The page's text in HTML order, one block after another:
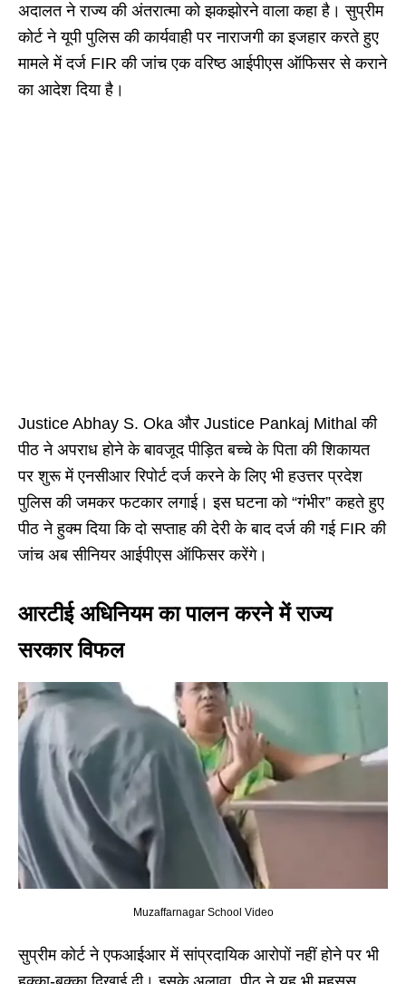
अदालत ने राज्य की अंतरात्मा को झकझोरने वाला कहा है। सुप्रीम
कोर्ट ने यूपी पुलिस की कार्यवाही पर नाराजगी का इजहार करते हुए
मामले में दर्ज FIR की जांच एक वरिष्ठ आईपीएस ऑफिसर से कराने
का आदेश दिया है।
Justice Abhay S. Oka और Justice Pankaj Mithal की
पीठ ने अपराध होने के बावजूद पीड़ित बच्चे के पिता की शिकायत
पर शुरू में एनसीआर रिपोर्ट दर्ज करने के लिए भी हउत्तर प्रदेश
पुलिस की जमकर फटकार लगाई। इस घटना को “गंभीर” कहते हुए
पीठ ने हुक्म दिया कि दो सप्ताह की देरी के बाद दर्ज की गई FIR की
जांच अब सीनियर आईपीएस ऑफिसर करेंगे।
आरटीई अधिनियम का पालन करने में राज्य
सरकार विफल
Muzaffarnagar School Video
सुप्रीम कोर्ट ने एफआईआर में सांप्रदायिक आरोपों नहीं होने पर भी